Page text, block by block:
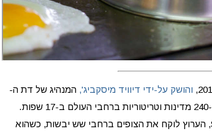
והושק על-ידי דיוויד מיסקביג', המנהיג של דת ה-
Scientology. מאז, ערוץ ה-Scientology נצפה ביותר מ-240 מדינות וטריטוריות ברחבי העולם ב-17 שפות.
כשהוא מספק את הסקרנות של אנשים על Scientology, הערוץ לוקח את הצופים ברחבי שש יבשות, כשהוא